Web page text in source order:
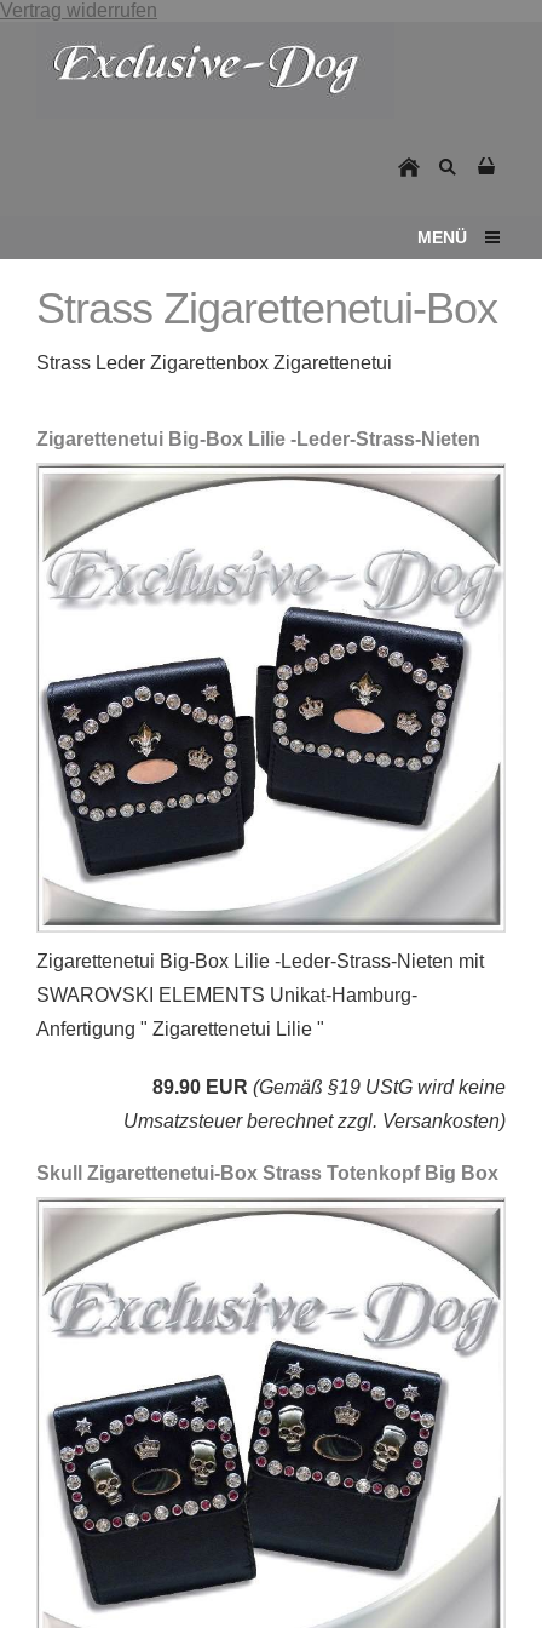
Vertrag widerrufen
MENÜ
Strass Zigarettenetui-Box
Strass Leder Zigarettenbox Zigarettenetui
Zigarettenetui Big-Box Lilie -Leder-Strass-Nieten
Zigarettenetui Big-Box Lilie -Leder-Strass-Nieten mit
SWAROVSKI ELEMENTS Unikat-Hamburg-
Anfertigung " Zigarettenetui Lilie "
89.90 EUR (Gemäß §19 UStG wird keine
Umsatzsteuer berechnet zzgl. Versankosten)
Skull Zigarettenetui-Box Strass Totenkopf Big Box